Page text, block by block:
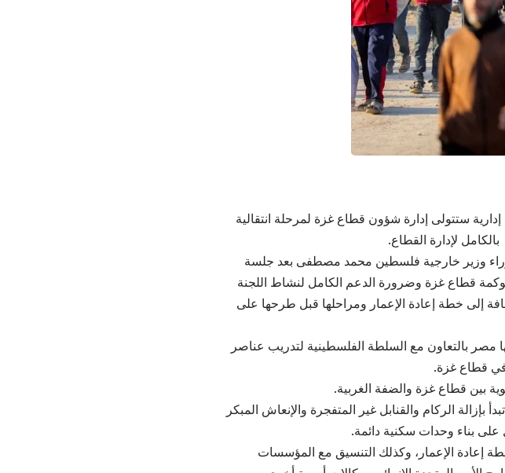
ستتولى إدارة شؤون قطاع غزة لمرحلة انتقالية
وزير خارجية فلسطين محمد مصطفى بعد جلسة
قطاع غزة وضرورة الدعم الكامل لنشاط اللجنة
إلى خطة إعادة الإعمار ومراحلها قبل طرحها على
مصر بالتعاون مع السلطة الفلسطينية لتدريب عناصر
في قطاع غزة.
بين قطاع غزة والضفة الغربية.
الركام والقنابل غير المتفجرة والإنعاش المبكر
بناء وحدات سكنية دائمة.
إعادة الإعمار، وكذلك التنسيق مع المؤسسات